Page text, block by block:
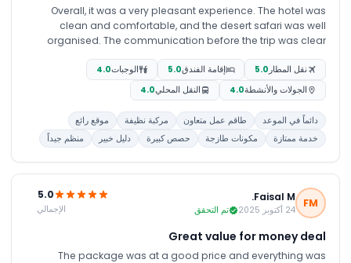
Overall, it was a very pleasant experience. The hotel was
clean and comfortable, and the desert safari was well
organised. The communication before the trip was clear
professionalism
نقل المطار 5.0 إقامة الفندق5.0 الوجبات4.0
الجولات والأنشطة4.0 النقل المحلي4.0
دائماً في الموعد طاقم عمل متعاون مركبة نظيفة
موقع رائع
خدمة ممتازة
مكونات طازجة حصص كبيرة دليل خبير منظم جيداً
FM
Faisal M.
24 أكتوبر 2025 تم التحقق
5.0
الإجمالي
Great value for money deal
The package was at a good price and everything was